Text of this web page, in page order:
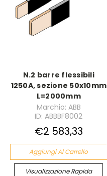
N.2 barre flessibili
1250A, sezione 50x10mm
L=2000mm
Marchio: ABB
ID: ABBBF8002
€2 583,33
Aggiungi Al Carrello
Visualizzazione Rapida